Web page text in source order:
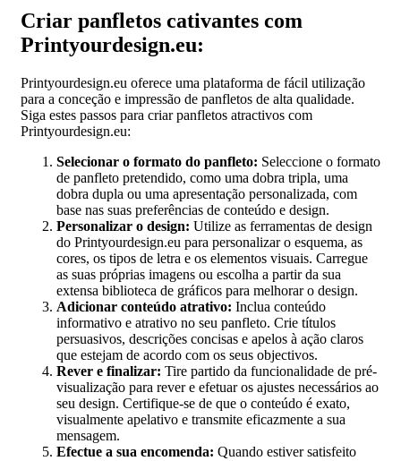
Criar panfletos cativantes com
Printyourdesign.eu:
Printyourdesign.eu oferece uma plataforma de fácil utilização
para a conceção e impressão de panfletos de alta qualidade.
Siga estes passos para criar panfletos atractivos com
Printyourdesign.eu:
Selecionar o formato do panfleto: Seleccione o formato
de panfleto pretendido, como uma dobra tripla, uma
dobra dupla ou uma apresentação personalizada, com
base nas suas preferências de conteúdo e design.
Personalizar o design: Utilize as ferramentas de design
do Printyourdesign.eu para personalizar o esquema, as
cores, os tipos de letra e os elementos visuais. Carregue
as suas próprias imagens ou escolha a partir da sua
extensa biblioteca de gráficos para melhorar o design.
Adicionar conteúdo atrativo: Inclua conteúdo
informativo e atrativo no seu panfleto. Crie títulos
persuasivos, descrições concisas e apelos à ação claros
que estejam de acordo com os seus objectivos.
Rever e finalizar: Tire partido da funcionalidade de pré-
visualização para rever e efetuar os ajustes necessários ao
seu design. Certifique-se de que o conteúdo é exato,
visualmente apelativo e transmite eficazmente a sua
mensagem.
Efectue a sua encomenda: Quando estiver satisfeito